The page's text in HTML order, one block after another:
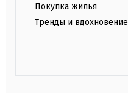
Покупка жилья
Тренды и вдохновение